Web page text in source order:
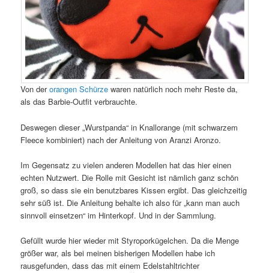
Von derorangen Schürze waren natürlich noch mehr Reste da,
als das Barbie-Outfit verbrauchte.
Deswegen dieser „Wurstpanda“ in Knallorange (mit schwarzem
Fleece kombiniert) nach der Anleitung von Aranzi Aronzo.
Im Gegensatz zu vielen anderen Modellen hat das hier einen
echten Nutzwert. Die Rolle mit Gesicht ist nämlich ganz schön
groß, so dass sie ein benutzbares Kissen ergibt. Das gleichzeitig
sehr süß ist. Die Anleitung behalte ich also für „kann man auch
sinnvoll einsetzen“ im Hinterkopf. Und in der Sammlung.
Gefüllt wurde hier wieder mit Styroporkügelchen. Da die Menge
größer war, als bei meinen bisherigen Modellen habe ich
rausgefunden, dass das mit einem Edelstahltrichter